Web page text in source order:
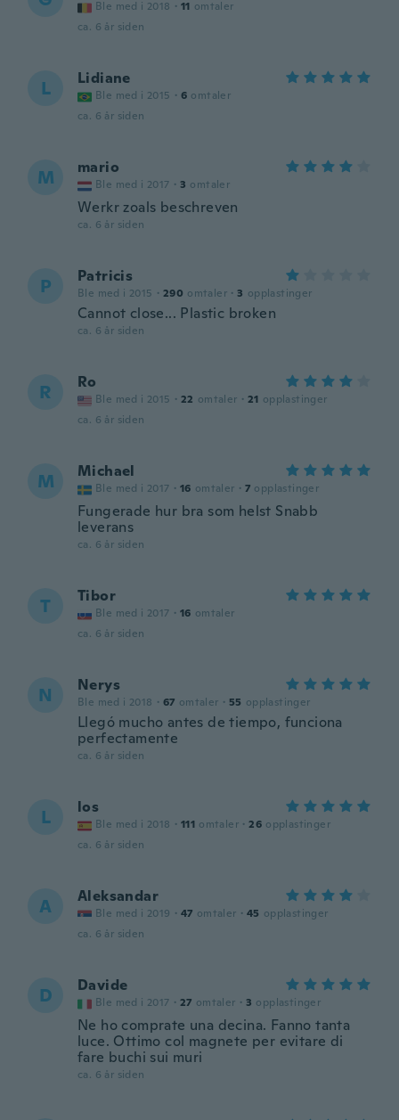
Ble med i 2018 · 11 omtaler
ca. 6 år siden
L Lidiane
Ble med i 2015 · 6 omtaler
ca. 6 år siden
M mario
Ble med i 2017 · 3 omtaler
Werkr zoals beschreven
ca. 6 år siden
P Patricis
Ble med i 2015 · 290 omtaler · 3 opplastinger
Cannot close... Plastic broken
ca. 6 år siden
R Ro
Ble med i 2015 · 22 omtaler · 21 opplastinger
ca. 6 år siden
M Michael
Ble med i 2017 · 16 omtaler · 7 opplastinger
Fungerade hur bra som helst Snabb
leverans
ca. 6 år siden
T Tibor
Ble med i 2017 · 16 omtaler
ca. 6 år siden
N Nerys
Ble med i 2018 · 67 omtaler · 55 opplastinger
Llegó mucho antes de tiempo, funciona
perfectamente
ca. 6 år siden
L los
Ble med i 2018 · 111 omtaler · 26 opplastinger
ca. 6 år siden
A Aleksandar
Ble med i 2019 · 47 omtaler · 45 opplastinger
ca. 6 år siden
D Davide
Ble med i 2017 · 27 omtaler · 3 opplastinger
Ne ho comprate una decina. Fanno tanta
luce. Ottimo col magnete per evitare di
fare buchi sui muri
ca. 6 år siden